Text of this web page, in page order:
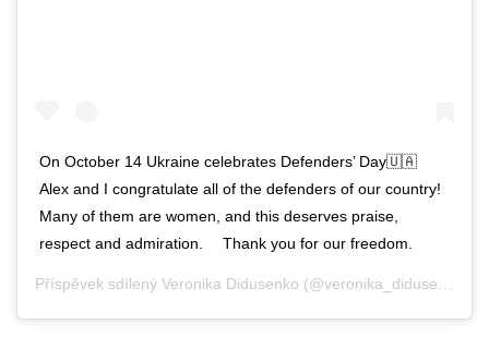
On October 14 Ukraine celebrates Defenders’ Day🇺🇦 ⠀
Alex and I congratulate all of the defenders of our country!
Many of them are women, and this deserves praise,
respect and admiration. ⠀ Thank you for our freedom.
Příspěvek sdílený Veronika Didusenko (@veronika_didusenko),